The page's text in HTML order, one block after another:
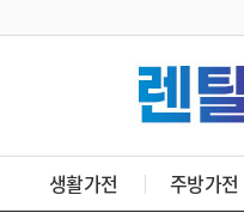
생활가전 주방가전